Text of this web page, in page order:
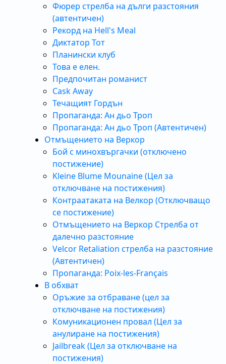
Фюрер стрелба на дълги разстояния
(автентичен)
Рекорд на Hell's Meal
Диктатор Тот
Планински клуб
Това е елен.
Предпочитан романист
Cask Away
Течащият Гордън
Пропаганда: Ан дьо Троп
Пропаганда: Ан дьо Троп (Автентичен)
Отмъщението на Веркор
Бой с минохвъргачки (отключено
постижение)
Kleine Blume Mounaine (Цел за
отключване на постижения)
Контраатаката на Велкор (Отключващо
се постижение)
Отмъщението на Веркор Стрелба от
далечно разстояние
Velcor Retaliation стрелба на разстояние
(Автентичен)
Пропаганда: Poix-les-Français
В обхват
Оръжие за отбраване (цел за
отключване на постижения)
Комуникационен провал (Цел за
анулиране на постижения)
Jailbreak (Цел за отключване на
постижения)